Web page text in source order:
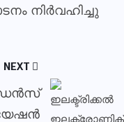
നിർവഹിച്ചു
NEXT